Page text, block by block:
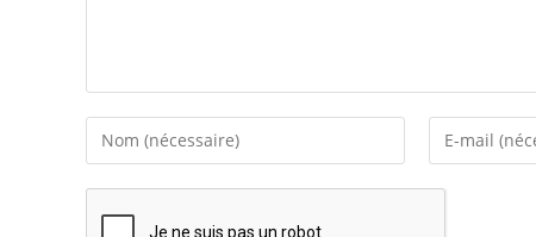
Enter
your
name
Enter
your
email